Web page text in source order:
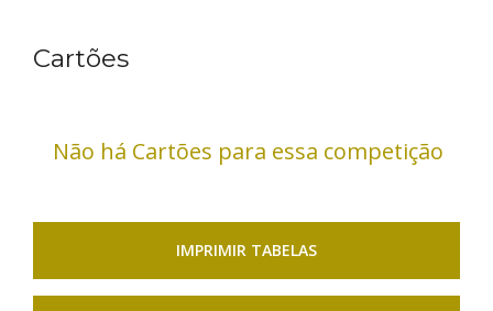
Jaraguá Futsal3x5Moleque/SEDEC Concordia
Ginásio Ralf knaesel
Cartões
Não há Cartões para essa competição
IMPRIMIR TABELAS